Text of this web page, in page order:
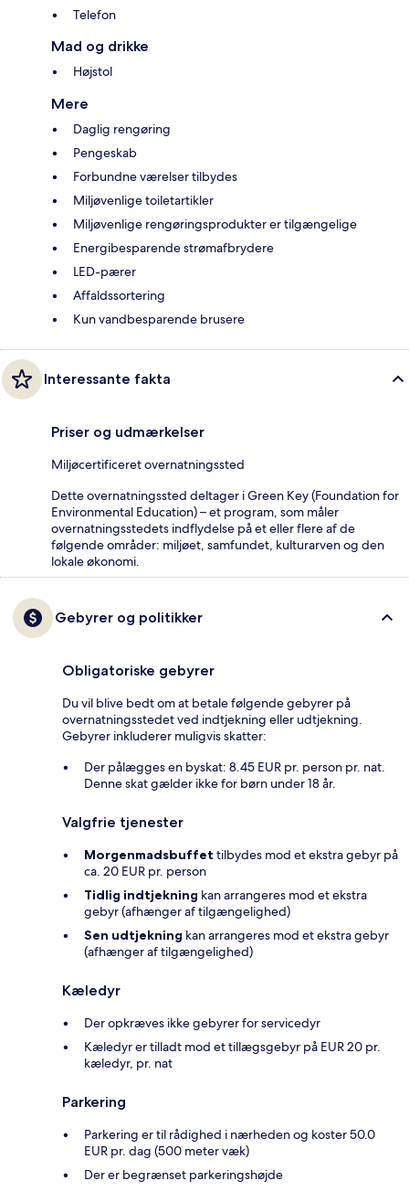
Telefon
Mad og drikke
Højstol
Mere
Daglig rengøring
Pengeskab
Forbundne værelser tilbydes
Miljøvenlige toiletartikler
Miljøvenlige rengøringsprodukter er tilgængelige
Energibesparende strømafbrydere
LED-pærer
Affaldssortering
Kun vandbesparende brusere
Interessante fakta
Priser og udmærkelser
Miljøcertificeret overnatningssted
Dette overnatningssted deltager i Green Key (Foundation for
Environmental Education) – et program, som måler
overnatningsstedets indflydelse på et eller flere af de
følgende områder: miljøet, samfundet, kulturarven og den
lokale økonomi.
Gebyrer og politikker
Obligatoriske gebyrer
Du vil blive bedt om at betale følgende gebyrer på
overnatningsstedet ved indtjekning eller udtjekning.
Gebyrer inkluderer muligvis skatter:
Der pålægges en byskat: 8.45 EUR pr. person pr. nat.
Denne skat gælder ikke for børn under 18 år.
Valgfrie tjenester
Morgenmadsbuffet tilbydes mod et ekstra gebyr på
ca. 20 EUR pr. person
Tidlig indtjekning kan arrangeres mod et ekstra
gebyr (afhænger af tilgængelighed)
Sen udtjekning kan arrangeres mod et ekstra gebyr
(afhænger af tilgængelighed)
Kæledyr
Der opkræves ikke gebyrer for servicedyr
Kæledyr er tilladt mod et tillægsgebyr på EUR 20 pr.
kæledyr, pr. nat
Parkering
Parkering er til rådighed i nærheden og koster 50.0
EUR pr. dag (500 meter væk)
Der er begrænset parkeringshøjde